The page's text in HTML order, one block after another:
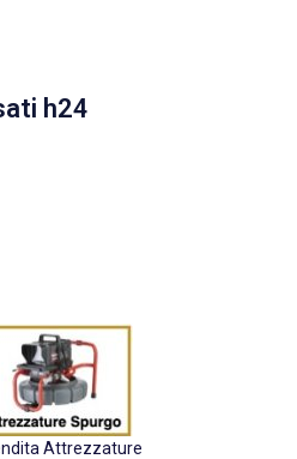
h24
Attrezzature